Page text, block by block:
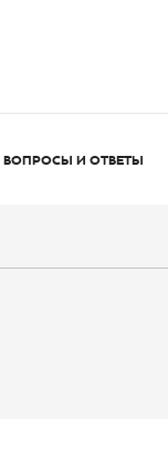
ВОПРОСЫ И ОТВЕТЫ